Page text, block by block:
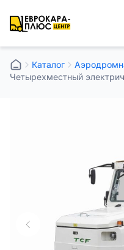
Каталог
Четырехместный